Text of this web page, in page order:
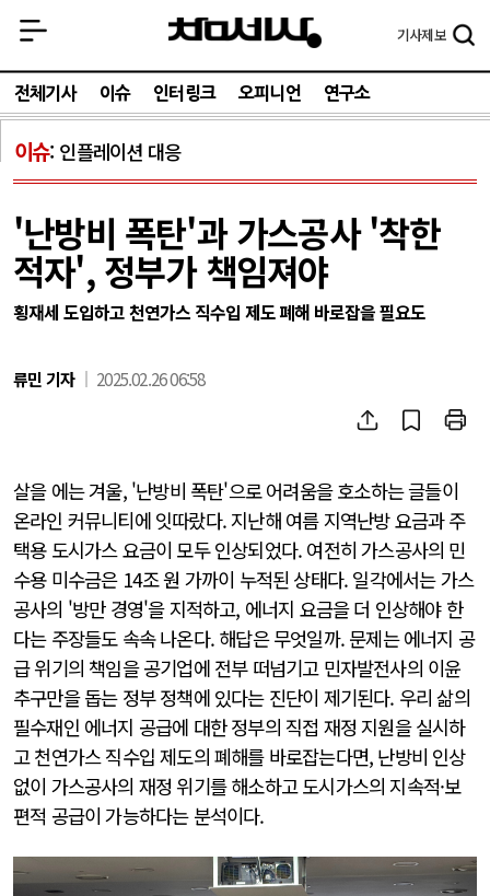
기사제보
전체기사 이슈 인터링크 오피니언 연구소
이슈 인플레이션 대응
'난방비 폭탄'과 가스공사 '착한
적자', 정부가 책임져야
횡재세 도입하고 천연가스 직수입 제도 폐해 바로잡을 필요도
류민 기자 2025.02.26 06:58
살을 에는 겨울, '난방비 폭탄'으로 어려움을 호소하는 글들이
온라인 커뮤니티에 잇따랐다. 지난해 여름 지역난방 요금과 주
택용 도시가스 요금이 모두 인상되었다. 여전히 가스공사의 민
수용 미수금은 14조 원 가까이 누적된 상태다. 일각에서는 가스
공사의 '방만 경영'을 지적하고, 에너지 요금을 더 인상해야 한
다는 주장들도 속속 나온다. 해답은 무엇일까. 문제는 에너지 공
급 위기의 책임을 공기업에 전부 떠넘기고 민자발전사의 이윤
추구만을 돕는 정부 정책에 있다는 진단이 제기된다. 우리 삶의
필수재인 에너지 공급에 대한 정부의 직접 재정 지원을 실시하
고 천연가스 직수입 제도의 폐해를 바로잡는다면, 난방비 인상
없이 가스공사의 재정 위기를 해소하고 도시가스의 지속적·보
편적 공급이 가능하다는 분석이다.